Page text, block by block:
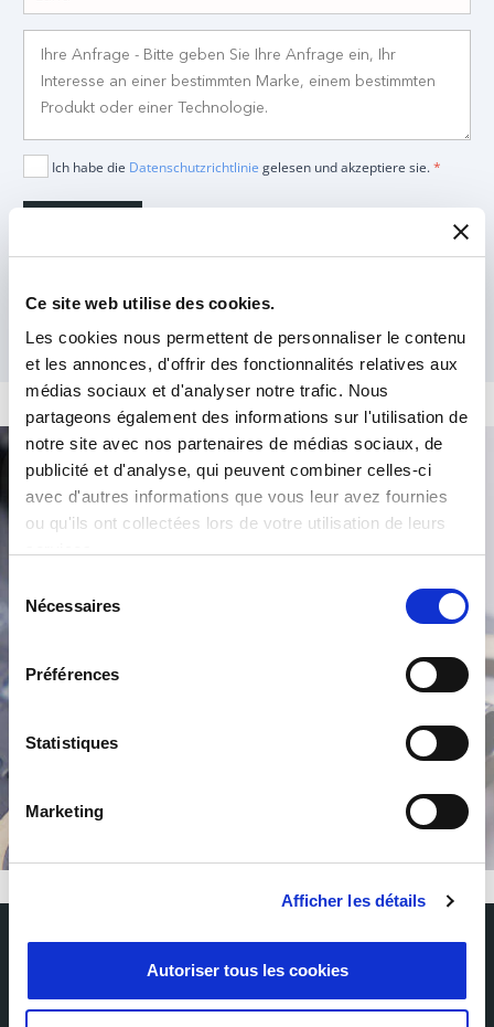
Ce site web utilise des cookies.
Les cookies nous permettent de personnaliser le contenu
et les annonces, d'offrir des fonctionnalités relatives aux
médias sociaux et d'analyser notre trafic. Nous
partageons également des informations sur l'utilisation de
notre site avec nos partenaires de médias sociaux, de
publicité et d'analyse, qui peuvent combiner celles-ci
avec d'autres informations que vous leur avez fournies
ou qu'ils ont collectées lors de votre utilisation de leurs
du Nécessaires
Préférences
Statistiques
Marketing
Afficher les détails
Autoriser tous les cookies
Ich habe die Datenschutzrichtlinie gelesen und akzeptiere sie.*
Produktsuche
Abonnieren Sie unseren Newsletter
Erhalten Sie die neuesten Nachrichten von Milexia direkt in Ihren